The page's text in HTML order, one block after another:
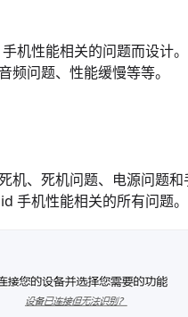
机性能相关的问题而设计
频问题、性能缓慢等等。
机、死机问题、电源问题
手机性能相关的所有问题。